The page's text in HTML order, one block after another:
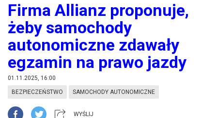
Firma Allianz proponuje,
żeby samochody
autonomiczne zdawały
egzamin na prawo jazdy
01.11.2025, 16:00
BEZPIECZEŃSTWO SAMOCHODY AUTONOMICZNE
WYŚLIJ